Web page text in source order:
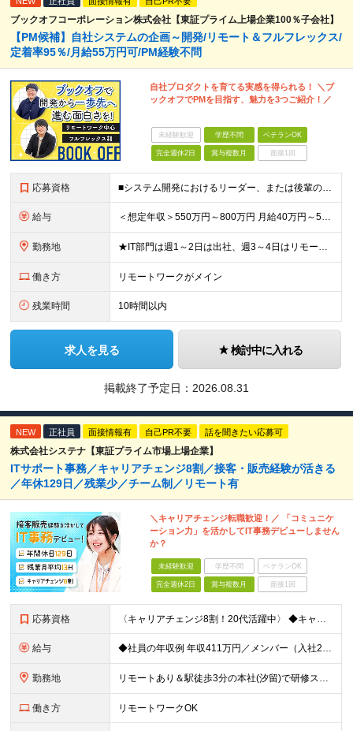
ブックオフコーポレーション株式会社【東証プライム上場企業100％子会社】
【PM候補】自社システムの企画～開発/リモート＆フルフレックス/
定着率95％/月給55万円可/PM経験不問
自社プロダクトを育てる実感を得られる！ ＼ブ
ックオフでPMを目指す、魅力を3つご紹介！／
未経験歓迎 学歴不問 ベテランOK
完全週休2日 賞与複数月 面接1回
応募資格 ■システム開発におけるリーダー、または後輩の指導や進捗管理などの経験のある方 ■機能要件/非機能要件の知識（経験は問いません） ＼「マネジメント未経験だけど今後チャレンジしたい」という方もぜひご応募く
給与 ＜想定年収＞550万円～800万円 月給40万円～55万円＋賞与＋交通費全額支給＋各種手当(子女教育手当等) ※経験・能力などを考慮し相談の上、当社規定により決定します。 ※上記金額には16～21時
勤務地 ★IT部門は週1～2日は出社、週3～4日はリモートワーク ★勤務地はご本人のご希望を最優先します ■飯田橋オフィス／東京都新宿区揚場町2-26 SKビル ■本社／神奈川県相模原市南区古淵2-14-
働き方 リモートワークがメイン
残業時間 10時間以内
求人を見る 検討中に入れる
掲載終了予定日： 2026.08.31
NEW 正社員 面接情報有 自己PR不要 話を聞きたい応募可
株式会社システナ【東証プライム市場上場企業】
ITサポート事務／キャリアチェンジ8割／接客・販売経験が活きる
／年休129日／残業少／チーム制／リモート有
＼キャリアチェンジ転職歓迎！／ 「コミュニケ
ーション力」を活かしてIT事務デビューしません
か？
未経験歓迎 学歴不問 ベテランOK
完全週休2日 賞与複数月 面接1回
応募資格 〈キャリアチェンジ8割！20代活躍中〉 ◆キャリアチェンジ転職歓迎 ◆PCスキル不問 ◆専門・短大卒以上 ◎同期入社と一緒に研修が受けられます！ ＼下記のような方に向いています／ ◇今から手に職をつ
給与 ◆社員の年収例 年収411万円／メンバー（入社2年目） 年収800万円／マネージャー（入社7年目） -------------------- ◆月給22万7000円～30万円＋賞与年2回＋残業代全額支
勤務地 リモートあり＆駅徒歩3分の本社(汐留)で研修スタート！ 【システナ東京本社】 東京都港区海岸1-2-20 汐留ビルディング14F・16F ◆リモートワーク・フルリモートのお仕事もあり ◆お住まいの地
働き方 リモートワークOK